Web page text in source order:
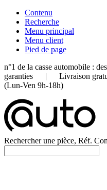
Contenu
Recherche
Menu principal
Menu client
Pied de page
n°1 de la casse automobile :
garanties | Livraison
(Lun-Ven 9h-18h)
Rechercher une pièce, Réf.